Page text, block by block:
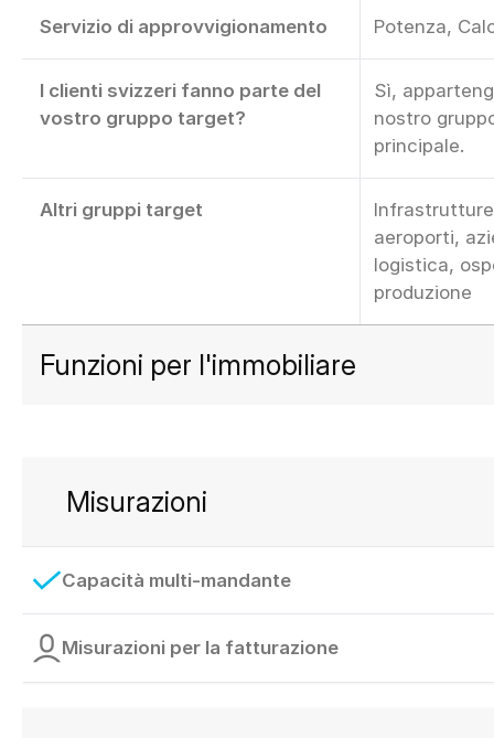
Servizio di approvvigionamento Potenza,
I clienti svizzeri fanno parte del
vostro gruppo target?
Sì,
nostro
principale.
Altri gruppi target
aeroporti,
logistica,
produzione
Funzioni per l'immobiliare
Misurazioni
Capacità multi-mandante
Misurazioni per la fatturazione